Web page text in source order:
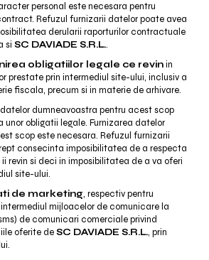
personal este necesara pentru
Refuzul furnizarii datelor poate avea
derularii raporturilor contractuale
si SC DAVIADE S.R.L..
obligatiilor legale ce revinin
prestate prin intermediul site-ului, inclusiv a
fiscala, precum si in materie de arhivare.
dumneavoastra pentru acest scop
unor obligatii legale. Furnizarea datelor
scop este necesara. Refuzul furnizarii
consecinta imposibilitatea de a respecta
revin si deci in imposibilitatea de a va oferi
site-ului.
de marketing, respectiv pentru
mijloacelor de comunicare la
de comunicari comerciale privind
oferite deSC DAVIADE S.R.L., prin